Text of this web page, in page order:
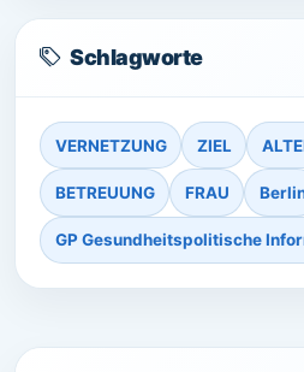
Schlagworte
VERNETZUNG ZIEL
BETREUUNG FRAU
GP Gesundheitspolitische